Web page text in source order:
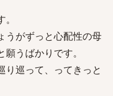
うがずっと心配性の母
うばかりです。
り巡って、ってきっと